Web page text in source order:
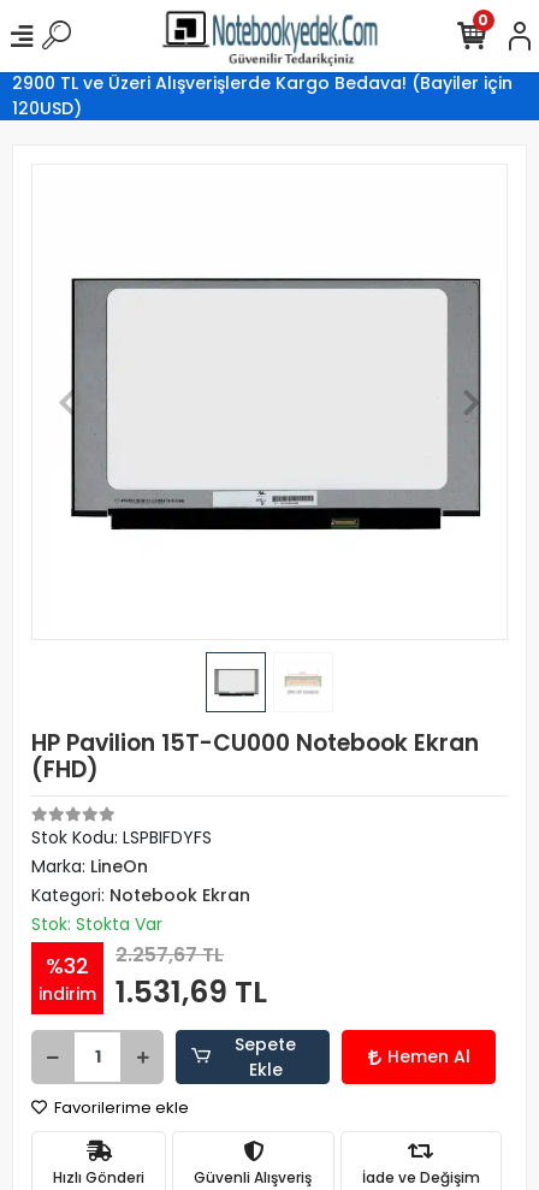
2900 TL ve Üzeri Alışverişlerde Kargo Bedava! (Bayiler için
120USD)
0
HP Pavilion 15T-CU000 Notebook Ekran
(FHD)
Stok Kodu: LSPBIFDYFS
Marka: LineOn
Kategori: Notebook Ekran
Stok: Stokta Var
%32
indirim
2.257,67 TL
1.531,69 TL
Sepete
Ekle
Hemen Al
Favorilerime ekle
Hızlı Gönderi Güvenli Alışveriş İade ve Değişim